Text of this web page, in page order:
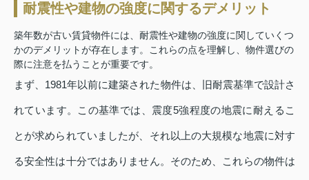
耐震性や建物の強度に関するデメリット
築年数が古い賃貸物件には、耐震性や建物の強度に関していくつ
かのデメリットが存在します。これらの点を理解し、物件選びの
際に注意を払うことが重要です。
まず、1981年以前に建築された物件は、旧耐震基準で設計さ
れています。この基準では、震度5強程度の地震に耐えるこ
とが求められていましたが、それ以上の大規模な地震に対す
る安全性は十分ではありません。そのため、これらの物件は